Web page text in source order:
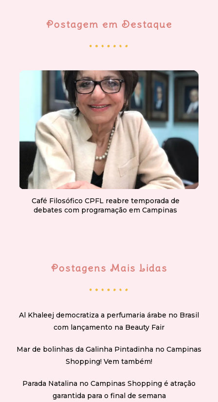
Postagem em Destaque
Café Filosófico CPFL reabre temporada de
debates com programação em Campinas
Postagens Mais Lidas
Al Khaleej democratiza a perfumaria árabe no Brasil
com lançamento na Beauty Fair
Mar de bolinhas da Galinha Pintadinha no Campinas
Shopping! Vem também!
Parada Natalina no Campinas Shopping é atração
garantida para o final de semana